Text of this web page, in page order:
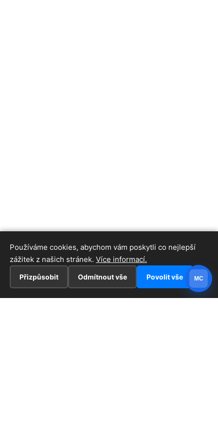
Používáme cookies, abychom vám poskytli co nejlepší
zážitek z našich stránek. Více informací.
Přizpůsobit Odmítnout vše Povolit vše MC